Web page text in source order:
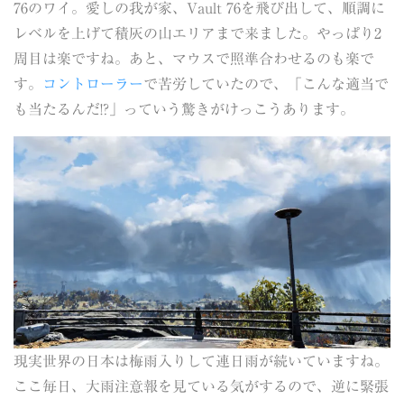
76のワイ。愛しの我が家、Vault 76を飛び出して、順調に
レベルを上げて積灰の山エリアまで来ました。やっぱり2
周目は楽ですね。あと、マウスで照準合わせるのも楽で
す。
コントローラーで苦労していたので、「こんな適当で
も当たるんだ!?」っていう驚きがけっこうあります。
現実世界の日本は梅雨入りして連日雨が続いていますね。
ここ毎日、大雨注意報を見ている気がするので、逆に緊張